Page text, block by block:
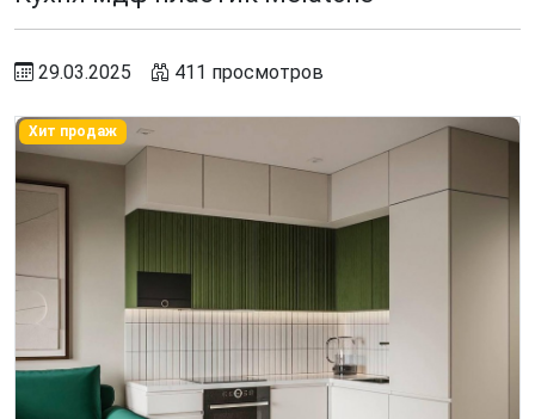
29.03.2025 411 просмотров
Хит продаж